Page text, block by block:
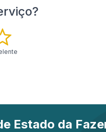
Estado da